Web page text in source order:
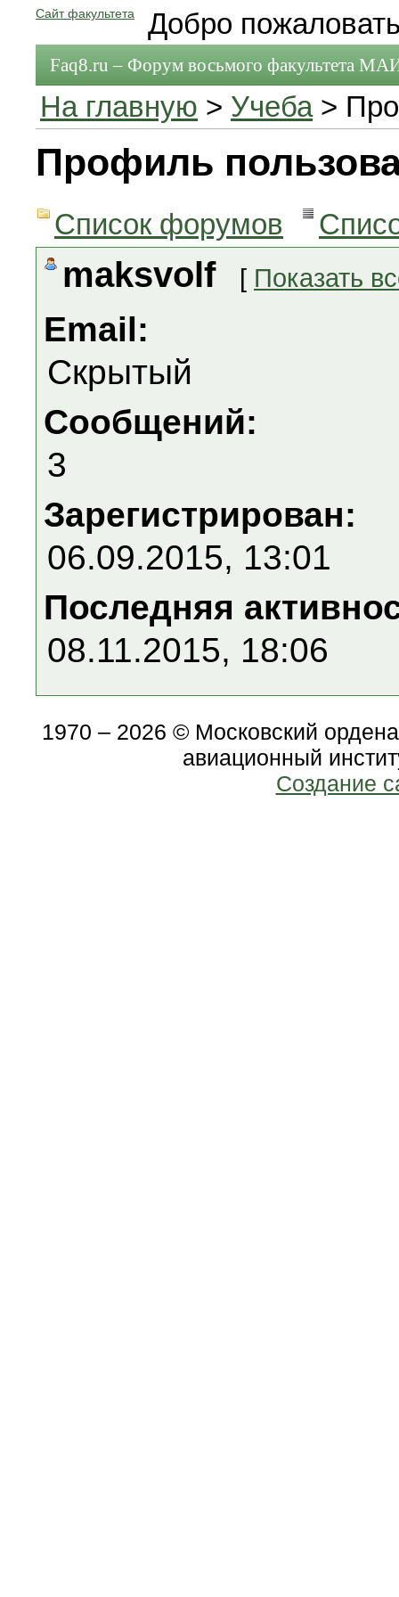
Сайт факультета Добро
Faq8.ru – Форум восьмого факультета
На главную > Учеба>
Профиль
Список форумов
maksvolf [ Показать
Email:
Скрытый
Сообщений:
3
Зарегистрирован:
06.09.2015, 13:01
Последняя
08.11.2015, 18:06
1970 – 2026 © Московский
авиационный
Создание